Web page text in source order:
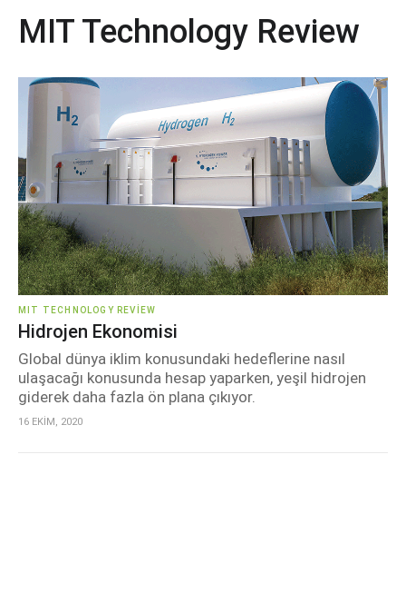
MIT Technology Review
MIT TECHNOLOGY REVIEW
Hidrojen Ekonomisi
Global dünya iklim konusundaki hedeflerine nasıl
ulaşacağı konusunda hesap yaparken, yeşil hidrojen
giderek daha fazla ön plana çıkıyor.
16 EKİM, 2020